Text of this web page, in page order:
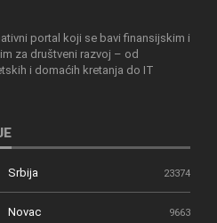
portal koji se bavi finansijskim i
za društveni razvoj – od
i domaćih kretanja do IT
Srbija 23374
Novac 9663